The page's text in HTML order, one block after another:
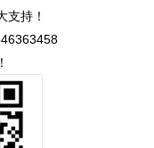
支持！